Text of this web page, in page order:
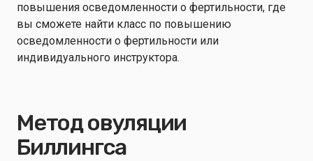
повышения осведомленности о фертильности, где
вы сможете найти класс по повышению
осведомленности о фертильности или
индивидуального инструктора.
Метод овуляции
Биллингса